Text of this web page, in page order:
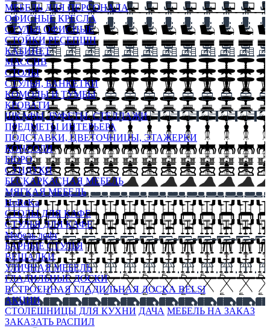
МЕБЕЛЬ ДЛЯ ПЕРСОНАЛА
ОФИСНЫЕ КРЕСЛА
СТУЛЬЯ ОФИСНЫЕ
СТОЙКИ РЕСЕПШН
КАБИНЕТ
МАССИВ
СТОЛЫ
СТУЛЬЯ, БАНКЕТКИ
КОМОДЫ И ТУМБЫ
КРОВАТИ
ШКАФЫ, БУФЕТЫ, СТЕЛЛАЖИ
ПРЕДМЕТЫ ИНТЕРЬЕРА
ПОДСТАВКИ, ЦВЕТОЧНИЦЫ, ЭТАЖЕРКИ
КОНСОЛИ
БЮРО
СУНДУКИ
БЕСКАРКАСНАЯ МЕБЕЛЬ
МЯГКАЯ МЕБЕЛЬ
HoReKa
СТОЛЫ ДЛЯ КАФЕ
СТУЛЬЯ ДЛЯ КАФЕ
Мебель лофт
БАРНЫЕ СТУЛЬЯ
ВЕШАЛКИ
УЛИЧНАЯ МЕБЕЛЬ
ГЛАДИЛЬНЫЕ ДОСКИ
ВСТРОЕННАЯ ГЛАДИЛЬНАЯ ДОСКА BELSI
АКЦИИ
СТОЛЕШНИЦЫ ДЛЯ КУХНИ ДАЧА МЕБЕЛЬ НА ЗАКАЗ
ЗАКАЗАТЬ РАСПИЛ